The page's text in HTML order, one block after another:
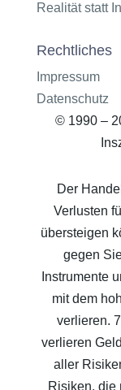
Realität statt
Rechtliches
Impressum
Datenschutz
© 1990 –
Der
Verlusten
übersteigen
gegen
Instrumente
mit dem
verlieren.
verlieren
aller
Risiken, die